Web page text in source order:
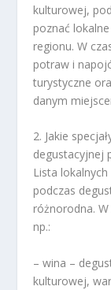
kulturowej,
poznać
regionu. W
potraw i
turystyczne
danym
2. Jakie
degustacyjnej
Lista
podczas
różnorodna.
np.:
– wina –
kulturowej,